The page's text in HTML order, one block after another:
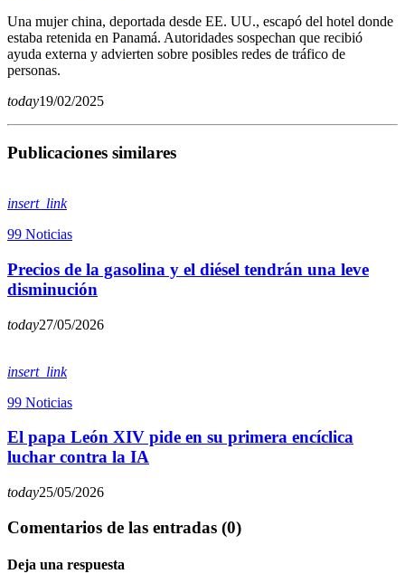
Una mujer china, deportada desde EE. UU., escapó del hotel donde
estaba retenida en Panamá. Autoridades sospechan que recibió
ayuda externa y advierten sobre posibles redes de tráfico de
personas.
today19/02/2025
Publicaciones similares
insert_link
99 Noticias
Precios de la gasolina y el diésel tendrán una leve
disminución
today27/05/2026
insert_link
99 Noticias
El papa León XIV pide en su primera encíclica
luchar contra la IA
today25/05/2026
Comentarios de las entradas (0)
Deja una respuesta